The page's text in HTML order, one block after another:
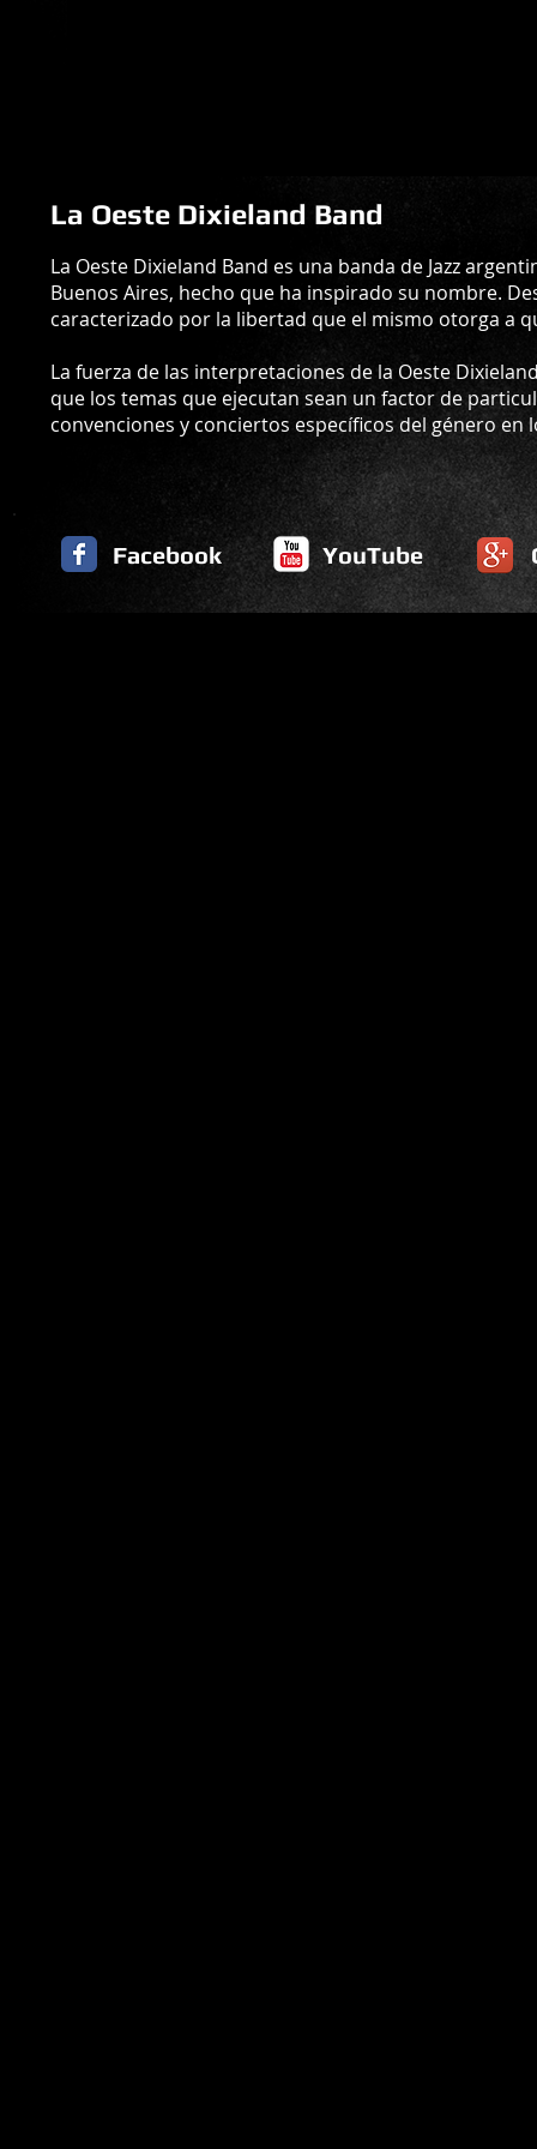
La Oeste Dixieland Band
La Oeste Dixieland Band es una banda de Jazz
Buenos Aires, hecho que ha inspirado su nombre.
caracterizado por la libertad que el mismo otorga a
La fuerza de las interpretaciones de la Oeste
que los temas que ejecutan sean un factor de
convenciones y conciertos específicos del género en
Facebook YouTube